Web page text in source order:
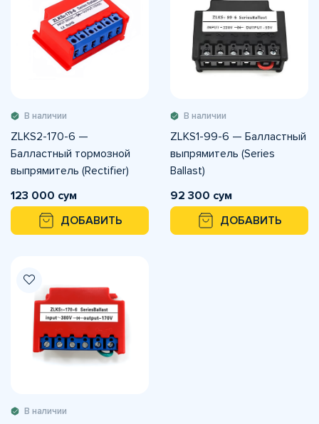
В наличии
ZLKS2-170-6 —
Балластный тормозной
выпрямитель (Rectifier)
123 000 сум
ДОБАВИТЬ
В наличии
ZLKS1-99-6 — Балластный
выпрямитель (Series
Ballast)
92 300 сум
ДОБАВИТЬ
В наличии